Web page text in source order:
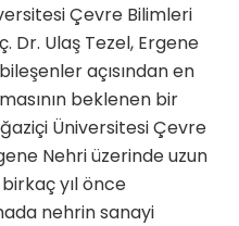
Çevre Bilimleri
Dr. Ulaş Tezel, Ergene
açısından en
beklenen bir
Üniversitesi Çevre
Nehri üzerinde uzun
birkaç yıl önce
nehrin sanayi